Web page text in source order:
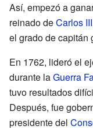
Así, empezó a
reinado deCarlos III
el grado de capitán
En 1762, lideró el
durante laGuerra
tuvo resultados
Después, fue
presidente del